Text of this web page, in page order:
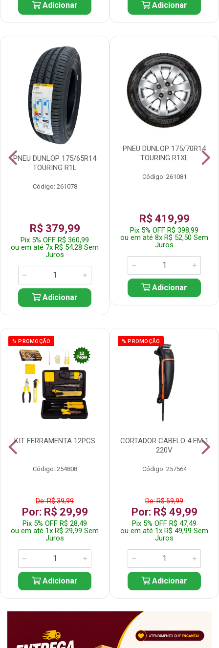
Adicionar Adicionar
PNEU DUNLOP 175/65R14
TOURING R1L
Código: 261078
R$ 379,99
Pix 5% OFF R$ 360,99
ou em até 7x R$ 54,28 Sem
Juros
Adicionar
PNEU DUNLOP 175/70R14
TOURING R1XL
Código: 261081
R$ 419,99
Pix 5% OFF R$ 398,99
ou em até 8x R$ 52,50 Sem
Juros
Adicionar
% PROMOÇÃO
KIT FERRAMENTA 12PCS
Código: 254808
De: R$ 39,99
Por: R$ 29,99
Pix 5% OFF R$ 28,49
ou em até 1x R$ 29,99 Sem
Juros
Adicionar
% PROMOÇÃO
CORTADOR CABELO 4 EM 1
220V
Código: 257564
De: R$ 59,99
Por: R$ 49,99
Pix 5% OFF R$ 47,49
ou em até 1x R$ 49,99 Sem
Juros
Adicionar